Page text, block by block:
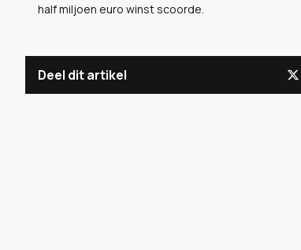
half miljoen euro winst scoorde.
Deel dit artikel